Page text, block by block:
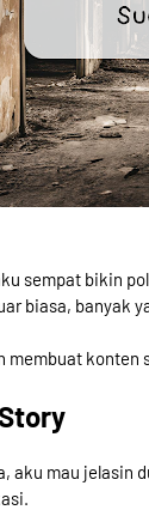
sempat bikin
biasa, banyak
membuat konten
aku mau jelasin